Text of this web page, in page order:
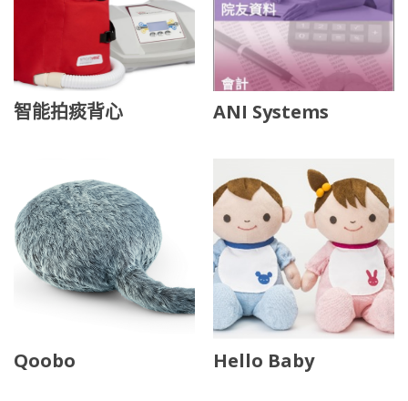
智能拍痰背心 ANI Systems
Qoobo Hello Baby